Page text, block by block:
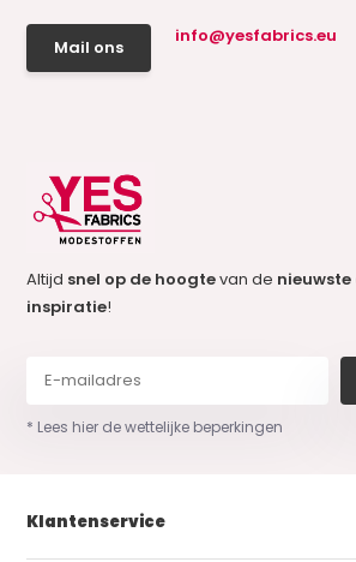
Mail ons
info@yesfabrics.eu
Altijd snel op de hoogtevan de
inspiratie!
* Lees hier de wettelijke beperkingen
Klantenservice